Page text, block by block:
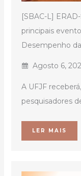
[SBAC-L]
principais
Desempenho
Agosto 6,
A UFJF
pesquisadores
LER MAIS